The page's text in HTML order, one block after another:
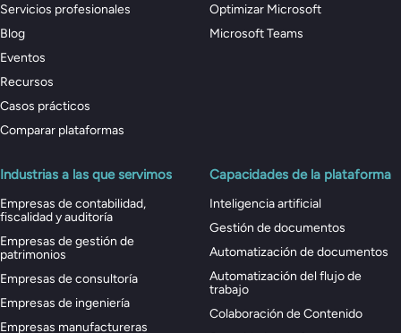
Servicios profesionales
Blog
Eventos
Recursos
Casos prácticos
Comparar plataformas
Optimizar Microsoft
Microsoft Teams
Industrias a las que servimos
Empresas de contabilidad,
fiscalidad y auditoría
Empresas de gestión de
patrimonios
Empresas de consultoría
Empresas de ingeniería
Empresas manufactureras
Capacidades de la plataforma
Inteligencia artificial
Gestión de documentos
Automatización de documentos
Automatización del flujo de
trabajo
Colaboración de Contenido